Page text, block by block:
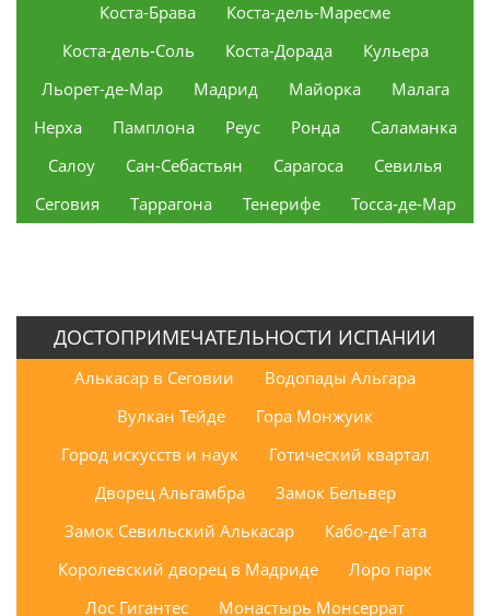
Коста-Брава
Коста-дель-Маресме
Коста-дель-Соль
Коста-Дорада
Кульера
Льорет-де-Мар
Мадрид Майорка
Малага
Нерха
Памплона Реус Ронда
Саламанка
Салоу
Сан-Себастьян Сарагоса
Севилья
Сеговия
Таррагона Тенерифе Тосса-де-Мар
ДОСТОПРИМЕЧАТЕЛЬНОСТИ ИСПАНИИ
Алькасар в Сеговии
Водопады Альгара
Вулкан Тейде
Гора Монжуик
Город искусств и наук
Готический квартал
Дворец Альгамбра
Замок Бельвер
Замок Севильский Алькасар
Кабо-де-Гата
Королевский дворец в Мадриде
Лоро парк
Лос Гигантес
Монастырь Монсеррат